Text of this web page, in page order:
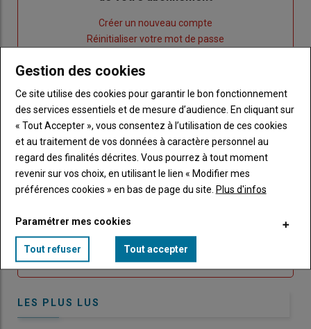
nouveau
compte"
Créer un nouveau compte
votre
mot
passe"
Réinitialiser votre mot de passe
Lien
me
connecte"
Je me connecte
Sous-
titre
Vous n'êtes pas abonné(e)
TITRE CRÉEZ UN COMPTE
compte pour accéder à tout Caracterres.
Lien Créez un compte
LES PLUS LUS
Gestion des cookies
Ce site utilise des cookies pour garantir le bon fonctionnement
des services essentiels et de mesure d’audience. En cliquant sur
« Tout Accepter », vous consentez à l’utilisation de ces cookies
et au traitement de vos données à caractère personnel au
regard des finalités décrites. Vous pourrez à tout moment
revenir sur vos choix, en utilisant le lien « Modifier mes
préférences cookies » en bas de page du site. Plus d'infos
Paramétrer mes cookies
Tout refuser Tout accepter